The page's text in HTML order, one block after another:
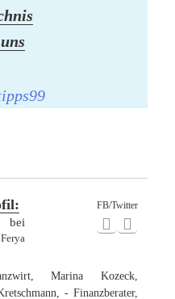
FB/Twitter
Marina Kozeck,
- Finanzberater,